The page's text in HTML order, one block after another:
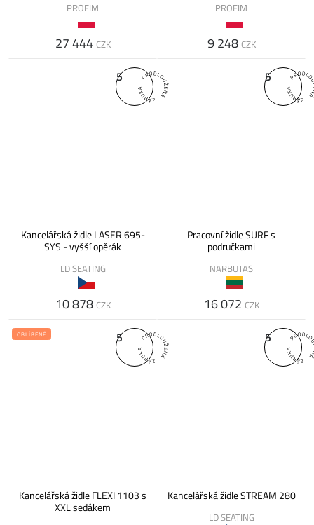
PROFIM
27 444 CZK
PROFIM
9 248 CZK
5
Kancelářská židle LASER 695-
SYS - vyšší opěrák
LD SEATING
10 878 CZK
5
Pracovní židle SURF s
područkami
NARBUTAS
16 072 CZK
5
OBLÍBENÉ
Kancelářská židle FLEXI 1103 s
XXL sedákem
5
Kancelářská židle STREAM 280
LD SEATING